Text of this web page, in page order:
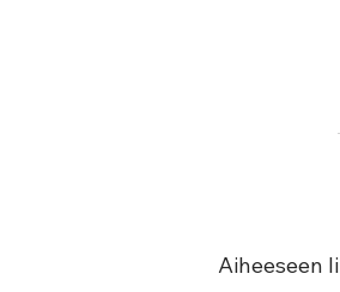
Aiheeseen